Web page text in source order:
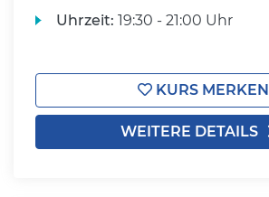
Uhrzeit: 19:30 - 21:00 Uhr
KURS MERKEN
WEITERE DETAILS